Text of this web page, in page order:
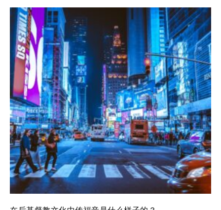
教会带领 解经式讲道与神学
福音传讲与宣教 成员制与教会纪律
团契生活与祷告
简体中文
英语
西班牙语
葡萄牙语
俄语
乌兹别克语
达里语
波斯语
法语
罗马尼亚语
波兰语
越南语
意大利语
德语
韩语
土耳其语
阿拉伯语
阿尔巴尼亚语
塞尔维亚语 柬埔寨语